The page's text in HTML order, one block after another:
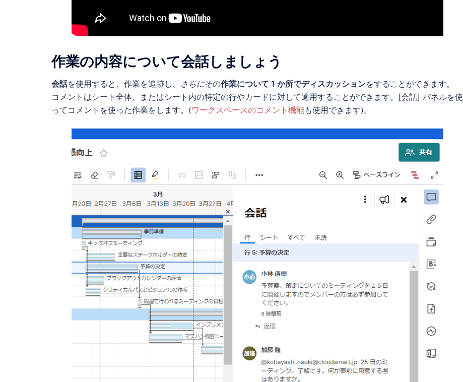
作業の内容について会話しましょう
会話を使用すると、作業を追跡し、 さらにその作業について 1 か所でディスカッションをすることができます。
コメントはシート全体、またはシート内の特定の行やカードに対して適用することができます。[会話] パネルを使
ってコメントを使った作業をします。(ワークスペースのコメント機能も使用できます)。